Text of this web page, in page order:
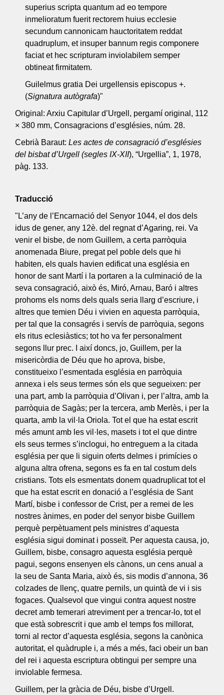
superius scripta quantum ad eo tempore
inmelioratum fuerit rectorem huius ecclesie
secundum cannonicam hauctoritatem reddat
quadruplum, et insuper bannum regis componere
faciat et hec scripturam inviolabilem semper
obtineat firmitatem.
Guilelmus gratia Dei urgellensis episcopus +.
(Signatura autògrafa)"
Original: Arxiu Capitular d’Urgell, pergamí original, 112
× 380 mm, Consagracions d’esglésies, núm. 28.
Cebrià Baraut: Les actes de consagració d’esglésies
del bisbat d’Urgell (segles IX-XII), “Urgellia”, 1, 1978,
pàg. 133.
Traducció
"L’any de l’Encarnació del Senyor 1044, el dos dels
idus de gener, any 12è. del regnat d’Agaring, rei. Va
venir el bisbe, de nom Guillem, a certa parròquia
anomenada Biure, pregat pel poble dels que hi
habiten, els quals havien edificat una església en
honor de sant Martí i la portaren a la culminació de la
seva consagració, això és, Miró, Arnau, Baró i altres
prohoms els noms dels quals seria llarg d’escriure, i
altres que temien Déu i vivien en aquesta parròquia,
per tal que la consagrés i servís de parròquia, segons
els ritus eclesiàstics; tot ho va fer personalment
segons llur prec. I així doncs, jo, Guillem, per la
misericòrdia de Déu que ho aprova, bisbe,
constitueixo l’esmentada església en parròquia
annexa i els seus termes són els que segueixen: per
una part, amb la parròquia d’Olivan i, per l’altra, amb la
parròquia de Sagàs; per la tercera, amb Merlès, i per la
quarta, amb la vil·la Oriola. Tot el que ha estat escrit
més amunt amb les vil·les, masets i tot el que dintre
els seus termes s’inclogui, ho entreguem a la citada
església per que li siguin oferts delmes i primícies o
alguna altra ofrena, segons es fa en tal costum dels
cristians. Tots els esmentats donem quadruplicat tot el
que ha estat escrit en donació a l’església de Sant
Martí, bisbe i confessor de Crist, per a remei de les
nostres ànimes, en poder del senyor bisbe Guillem
perquè perpètuament pels ministres d’aquesta
església sigui dominat i posseït. Per aquesta causa, jo,
Guillem, bisbe, consagro aquesta església perquè
pagui, segons ensenyen els cànons, un cens anual a
la seu de Santa Maria, això és, sis modis d’annona, 36
colzades de llenç, quatre pernils, un quintà de vi i sis
fogaces. Qualsevol que vingui contra aquest nostre
decret amb temerari atreviment per a trencar-lo, tot el
que està sobrescrit i que amb el temps fos millorat,
torni al rector d’aquesta església, segons la canònica
autoritat, el quàdruple i, a més a més, faci obeir un ban
del rei i aquesta escriptura obtingui per sempre una
inviolable fermesa.
Guillem, per la gràcia de Déu, bisbe d’Urgell.